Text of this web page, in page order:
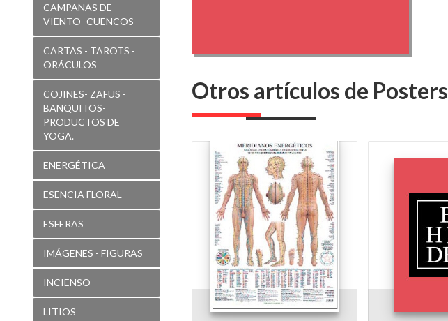
CAMPANAS DE
VIENTO- CUENCOS
CARTAS - TAROTS -
ORÁCULOS
COJINES- ZAFUS -
BANQUITOS-
PRODUCTOS DE
YOGA.
ENERGÉTICA
ESENCIA FLORAL
ESFERAS
IMÁGENES - FIGURAS
INCIENSO
LITIOS
Otros artículos de Posters